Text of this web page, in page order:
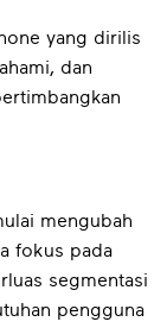
yang dirilis
dan
mengubah
fokus pada
segmentasi
pengguna